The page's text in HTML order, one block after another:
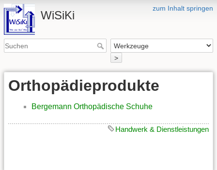
zum Inhalt springen
WiSiKi
>
Orthopädieprodukte
Bergemann Orthopädische Schuhe
Handwerk & Dienstleistungen